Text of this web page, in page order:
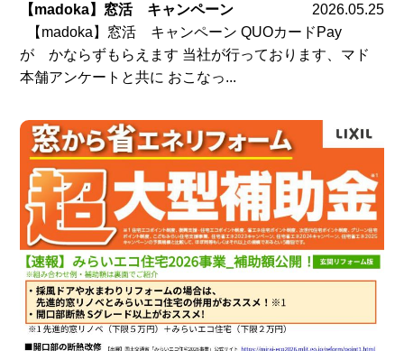
【madoka】窓活 キャンペーン
2026.05.25
【madoka】窓活 キャンペーン QUOカードPay
が かならずもらえます 当社が行っております、マド
本舗アンケートと共に おこなっ...